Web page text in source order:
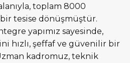
toplam 8000
tesise dönüşmüştür.
yapımız sayesinde,
hızlı, şeffaf ve güvenilir bir
kadromuz, teknik